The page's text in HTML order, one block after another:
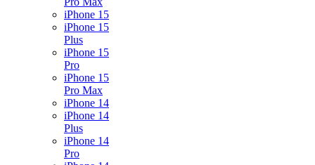
iPhone 15
iPhone 15
Plus
iPhone 15
Pro
iPhone 15
Pro Max
iPhone 14
iPhone 14
Plus
iPhone 14
Pro